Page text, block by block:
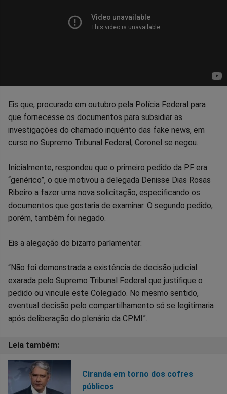
Eis que, procurado em outubro pela Polícia Federal para
que fornecesse os documentos para subsidiar as
investigações do chamado inquérito das fake news, em
curso no Supremo Tribunal Federal, Coronel se negou.
Inicialmente, respondeu que o primeiro pedido da PF era
“genérico”, o que motivou a delegada Denisse Dias Rosas
Ribeiro a fazer uma nova solicitação, especificando os
documentos que gostaria de examinar. O segundo pedido,
porém, também foi negado.
Eis a alegação do bizarro parlamentar:
“Não foi demonstrada a existência de decisão judicial
exarada pelo Supremo Tribunal Federal que justifique o
pedido ou vincule este Colegiado. No mesmo sentido,
eventual decisão pelo compartilhamento só se legitimaria
após deliberação do plenário da CPMI”.
Ciranda em torno dos cofres
públicos